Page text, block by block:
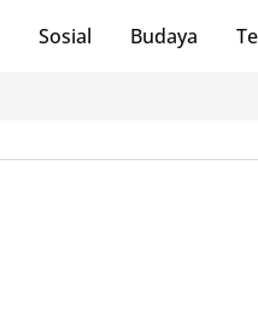
Sosial Budaya